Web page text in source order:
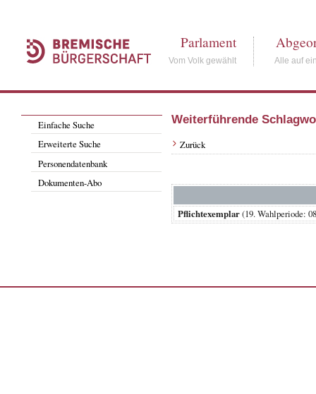
Parlament
Vom Volk gewählt Alle auf
Einfache Suche
Erweiterte Suche
Personendatenbank
Dokumenten-Abo
Weiterführende
Zurück
Pflichtexemplar(19.